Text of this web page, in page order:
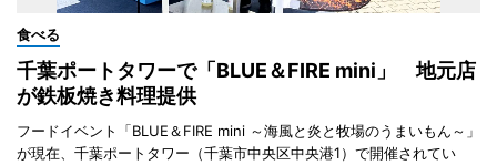
食べる
千葉ポートタワーで「BLUE＆FIRE mini」 地元店
が鉄板焼き料理提供
フードイベント「BLUE＆FIRE mini ～海風と炎と牧場のうまいもん～」
が現在、千葉ポートタワー（千葉市中央区中央港1）で開催されてい